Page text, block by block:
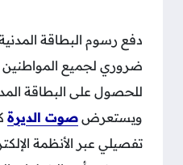
دفع رسوم البطاقة
ضروري لجميع المواطنين
للحصول على البطاقة
ويستعرض صوت الديرة
تفصيلي عبر الأنظمة